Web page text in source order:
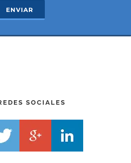
ENVIAR
SOCIALES